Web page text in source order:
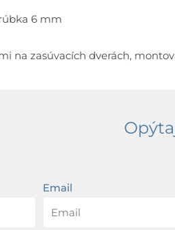
6 mm
na zasúvacích dverách,
Email